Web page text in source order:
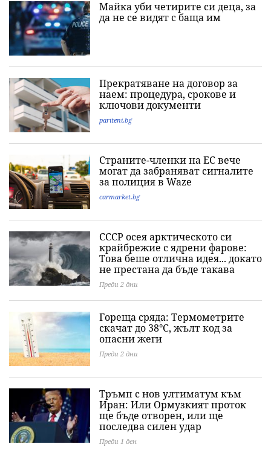
Майка уби четирите си деца, за
да не се видят с баща им
Прекратяване на договор за
наем: процедура, срокове и
ключови документи
pariteni.bg
Страните-членки на ЕС вече
могат да забраняват сигналите
за полиция в Waze
carmarket.bg
СССР осея арктическото си
крайбрежие с ядрени фарове:
Това беше отлична идея... докато
не престана да бъде такава
Преди 2 дни
Гореща сряда: Термометрите
скачат до 38°C, жълт код за
опасни жеги
Преди 2 дни
Тръмп с нов ултиматум към
Иран: Или Ормузкият проток
ще бъде отворен, или ще
последва силен удар
Преди 1 ден